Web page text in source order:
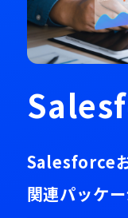
Salesforce
関連パッケ